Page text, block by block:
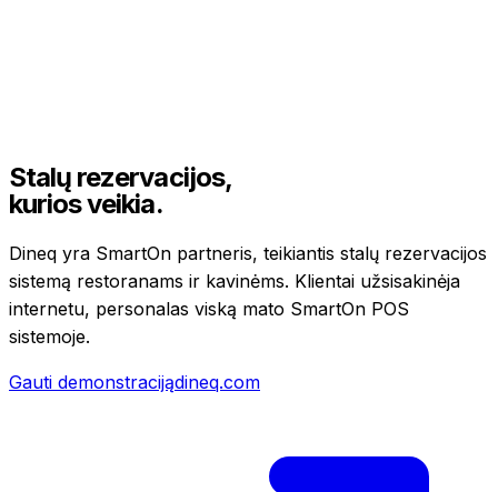
Stalų rezervacijos,
kurios veikia.
Dineq yra SmartOn partneris, teikiantis stalų rezervacijos
sistemą restoranams ir kavinėms. Klientai užsisakinėja
internetu, personalas viską mato SmartOn POS
sistemoje.
Gauti demonstracijądineq.com